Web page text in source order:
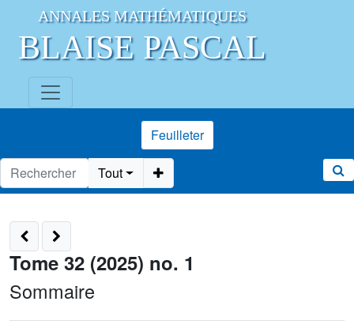
ANNALES MATHÉMATIQUES
BLAISE PASCAL
Feuilleter
Tout
Tome 32 (2025) no. 1
Sommaire